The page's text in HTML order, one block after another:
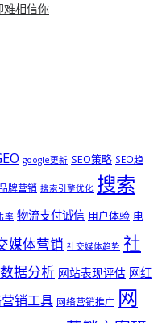
难相信你
google更新 SEO策略 SEO趋
品牌营销 搜索引擎优化 搜索
率 物流支付诚信 用户体验 电
媒体营销 社交媒体趋势 社
据分析 网站表现评估 网红
销工具 网络营销推广 网